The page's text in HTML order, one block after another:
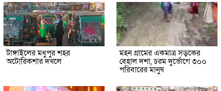
টাঙ্গাইলের মধুপুর শহর
অটোরিকশার দখলে
মহন গ্রামের একমাত্র সড়কের
বেহাল দশা, চরম দুর্ভোগে ৩০০
পরিবারের মানুষ